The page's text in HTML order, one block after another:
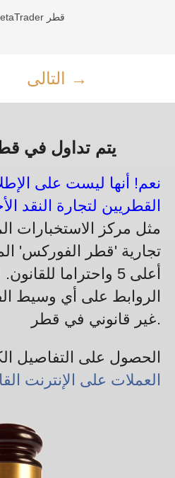
4XC MetaTrader قطر
التالى →
يتم تداول في
نعم! أنها ليست على
القطريين لتجارة النقد
مثل مركز الاستخبارات
تجارية 'قطر الفوركس'
أعلى 5 واحتراما
الروابط على أي وسيط
غير قانوني في قطر.
الحصول على التفاصيل
العملات على الإنترنت